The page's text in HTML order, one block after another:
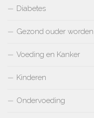
Diabetes
Gezond ouder worden
Voeding en Kanker
Kinderen
Ondervoeding